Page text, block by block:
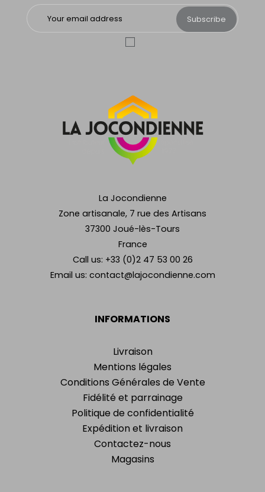
INFORMATIONS
Livraison
Mentions légales
Conditions Générales de Vente
Fidélité et parrainage
Politique de confidentialité
Expédition et livraison
Contactez-nous
Magasins
La Jocondienne
Zone artisanale, 7 rue des Artisans
37300 Joué-lès-Tours
France
Call us: +33 (0)2 47 53 00 26
Email us: contact@lajocondienne.com
Subscribe